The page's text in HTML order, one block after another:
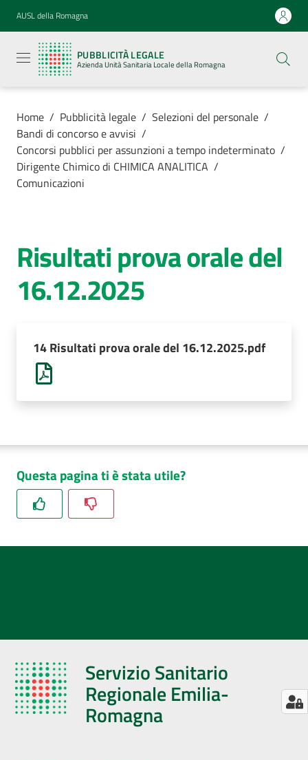
Vai al contenuto
Vai alla navigazione
Vai al footer
AUSL della Romagna
PUBBLICITÀ LEGALE
Azienda Unità Sanitaria Locale della Romagna
legale
Azienda
Unità
Locale della
Azienda
Luoghi di
cura
Comunica
Home / Pubblicità legale / Selezioni del personale /
Bandi di concorso e avvisi /
Concorsi pubblici per assunzioni a tempo indeterminato /
Dirigente Chimico di CHIMICA ANALITICA /
Comunicazioni
Risultati prova orale del
16.12.2025
14 Risultati prova orale del 16.12.2025.pdf
Questa pagina ti è stata utile?
Servizio Sanitario
Regionale Emilia-
Romagna